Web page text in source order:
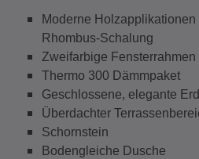
Moderne
Rhombus-Schalung
Zweifarbige
Thermo 300 Dämmpaket
Geschlossene, elegante
Überdachter
Schornstein
Bodengleiche Dusche